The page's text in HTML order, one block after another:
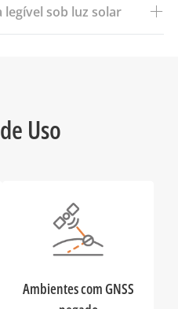
sob luz solar
Uso
Ambientes com GNSS